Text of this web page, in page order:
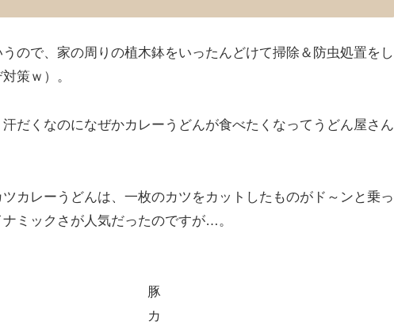
ので、家の周りの植木鉢をいったんどけて掃除＆防虫処置をし
策ｗ）。
だくなのになぜかカレーうどんが食べたくなってうどん屋さん
カレーうどんは、一枚のカツをカットしたものがド～ンと乗っ
ミックさが人気だったのですが…。
豚
カ